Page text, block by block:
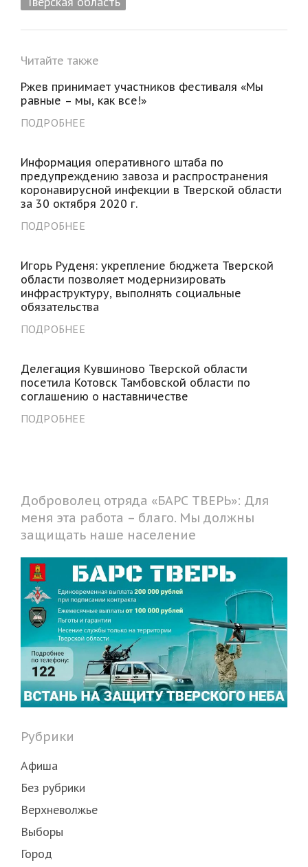
Читайте также
Ржев принимает участников фестиваля «Мы
равные – мы, как все!»
ПОДРОБНЕЕ
Информация оперативного штаба по
предупреждению завоза и распространения
коронавирусной инфекции в Тверской области
за 30 октября 2020 г.
ПОДРОБНЕЕ
Игорь Руденя: укрепление бюджета Тверской
области позволяет модернизировать
инфраструктуру, выполнять социальные
обязательства
ПОДРОБНЕЕ
Делегация Кувшиново Тверской области
посетила Котовск Тамбовской области по
соглашению о наставничестве
ПОДРОБНЕЕ
Доброволец отряда «БАРС ТВЕРЬ»: Для
меня эта работа – благо. Мы должны
защищать наше население
Рубрики
Афиша
Без рубрики
Верхневолжье
Выборы
Город